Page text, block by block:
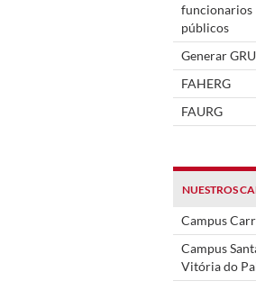
funcionarios
públicos
Generar GRU
FAHERG
FAURG
NUESTROS
Campus
Campus
Vitória do